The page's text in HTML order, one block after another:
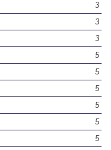
3
3
3
5
5
5
5
5
5